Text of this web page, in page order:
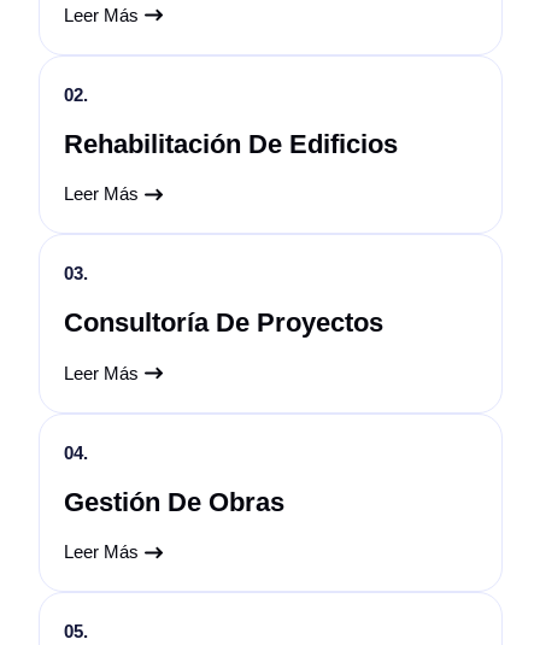
Leer Más
02.
Rehabilitación De Edificios
Leer Más
03.
Consultoría De Proyectos
Leer Más
04.
Gestión De Obras
Leer Más
05.